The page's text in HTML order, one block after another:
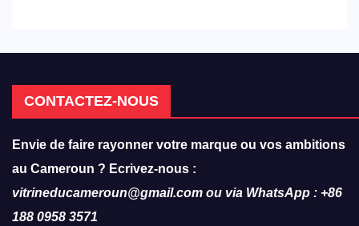
CONTACTEZ-NOUS
Envie de faire rayonner votre marque ou vos ambitions
au Cameroun ? Ecrivez-nous :
vitrineducameroun@gmail.com ou via WhatsApp : +86
188 0958 3571